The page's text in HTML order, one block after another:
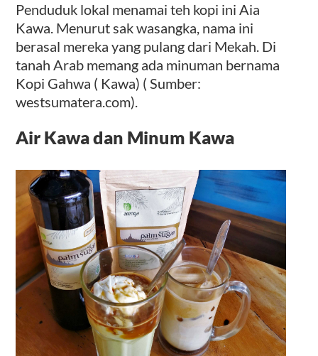
Penduduk lokal menamai teh kopi ini Aia
Kawa. Menurut sak wasangka, nama ini
berasal mereka yang pulang dari Mekah. Di
tanah Arab memang ada minuman bernama
Kopi Gahwa ( Kawa) ( Sumber:
westsumatera.com).
Air Kawa dan Minum Kawa